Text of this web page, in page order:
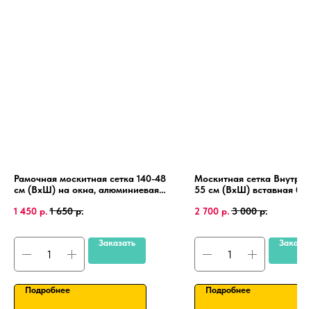
Рамочная москитная сетка 140-48
см (ВхШ) на окна, алюминиевая
1 450 р. 1 650 р.
Заказать
Подробнее
Москитная сетка
55 см (ВхШ) вставная без
ПВХ, алюминиевая
2 700 р. 3 000 р.
Подробнее